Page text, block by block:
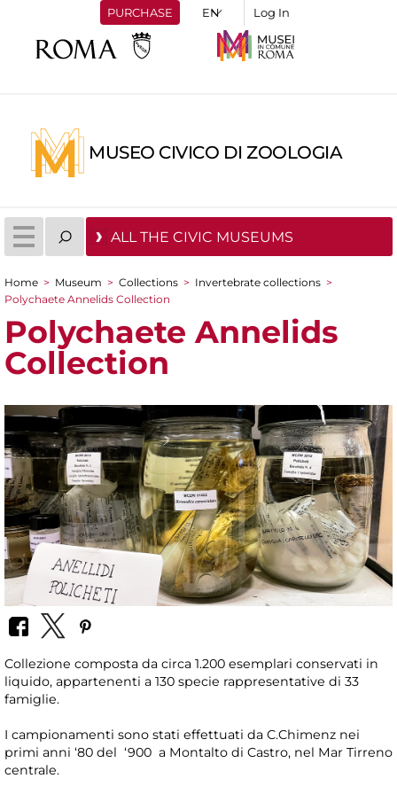
PURCHASE Log In
MUSEO CIVICO DI ZOOLOGIA
ALL THE CIVIC MUSEUMS
You are here
Home > Museum > Collections > Invertebrate collections >
Polychaete Annelids Collection
Polychaete Annelids
Collection
Collezione composta da circa 1.200 esemplari conservati in
liquido, appartenenti a 130 specie rappresentative di 33
famiglie.
I campionamenti sono stati effettuati da C.Chimenz nei
primi anni ‘80 del ‘900 a Montalto di Castro, nel Mar Tirreno
centrale.